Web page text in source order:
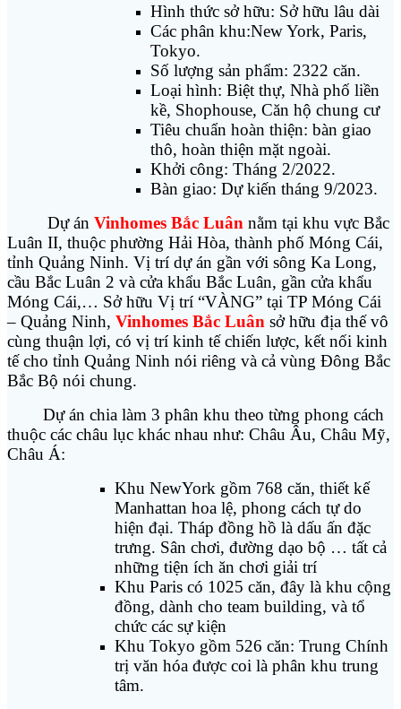
Hình thức sở hữu: Sở hữu lâu dài
Các phân khu:New York, Paris,
Tokyo.
Số lượng sản phẩm: 2322 căn.
Loại hình: Biệt thự, Nhà phố liền
kề, Shophouse, Căn hộ chung cư
Tiêu chuẩn hoàn thiện: bàn giao
thô, hoàn thiện mặt ngoài.
Khởi công: Tháng 2/2022.
Bàn giao: Dự kiến tháng 9/2023.
Dự án Vinhomes Bắc Luân nằm tại khu vực Bắc
Luân II, thuộc phường Hải Hòa, thành phố Móng Cái,
tỉnh Quảng Ninh. Vị trí dự án gần với sông Ka Long,
cầu Bắc Luân 2 và cửa khẩu Bắc Luân, gần cửa khẩu
Móng Cái,… Sở hữu Vị trí “VÀNG” tại TP Móng Cái
– Quảng Ninh, Vinhomes Bắc Luân sở hữu địa thế vô
cùng thuận lợi, có vị trí kinh tế chiến lược, kết nối kinh
tế cho tỉnh Quảng Ninh nói riêng và cả vùng Đông Bắc
Bắc Bộ nói chung.
Dự án chia làm 3 phân khu theo từng phong cách
thuộc các châu lục khác nhau như: Châu Âu, Châu Mỹ,
Châu Á:
Khu NewYork gồm 768 căn, thiết kế
Manhattan hoa lệ, phong cách tự do
hiện đại. Tháp đồng hồ là dấu ấn đặc
trưng. Sân chơi, đường dạo bộ … tất cả
những tiện ích ăn chơi giải trí
Khu Paris có 1025 căn, đây là khu cộng
đồng, dành cho team building, và tổ
chức các sự kiện
Khu Tokyo gồm 526 căn: Trung Chính
trị văn hóa được coi là phân khu trung
tâm.